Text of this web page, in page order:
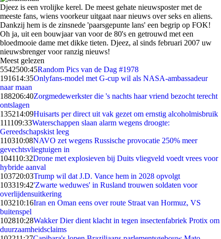
Djeez is een vrolijke kerel. De meest gehate nieuwsposter met de
meeste fans, wiens voorkeur uitgaat naar nieuws over seks en aliens.
Dankzij hem is de zinsnede 'paarsgepunte lans' een begrip op FOK!
Oh ja, uit een bouwjaar van voor de 80's en getrouwd met een
bloedmooie dame met dikke tieten. Djeez, al sinds februari 2007 uw
nieuwsbrenger voor ranzig nieuws!
Meest gelezen
5542500:45Random Pics van de Dag #1978
191614:35Onlyfans-model met G-cup wil als NASA-ambassadeur
naar maan
188206:40Zorgmedewerkster die 's nachts haar vriend bezocht terecht
ontslagen
135214:09Huisarts per direct uit vak gezet om ernstig alcoholmisbruik
111109:33Waterschappen slaan alarm wegens droogte:
Gereedschapskist leeg
110310:08NAVO zet wegens Russische provocatie 250% meer
gevechtsvliegtuigen in
104110:32Drone met explosieven bij Duits vliegveld voedt vrees voor
hybride aanval
103720:03Trump wil dat J.D. Vance hem in 2028 opvolgt
103319:42'Zwarte weduwes' in Rusland trouwen soldaten voor
overlijdensuitkering
103210:16Iran en Oman eens over route Straat van Hormuz, VS
buitenspel
102810:28Wakker Dier dient klacht in tegen insectenfabriek Protix om
duurzaamheidsclaims